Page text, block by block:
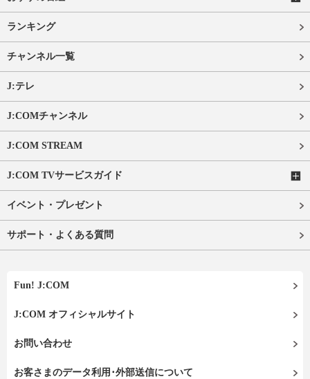
ランキング
チャンネル一覧
J:テレ
J:COMチャンネル
J:COM STREAM
J:COM TVサービスガイド
イベント・プレゼント
サポート・よくある質問
Fun! J:COM
J:COM オフィシャルサイト
お問い合わせ
お客さまのデータ利用･外部送信について